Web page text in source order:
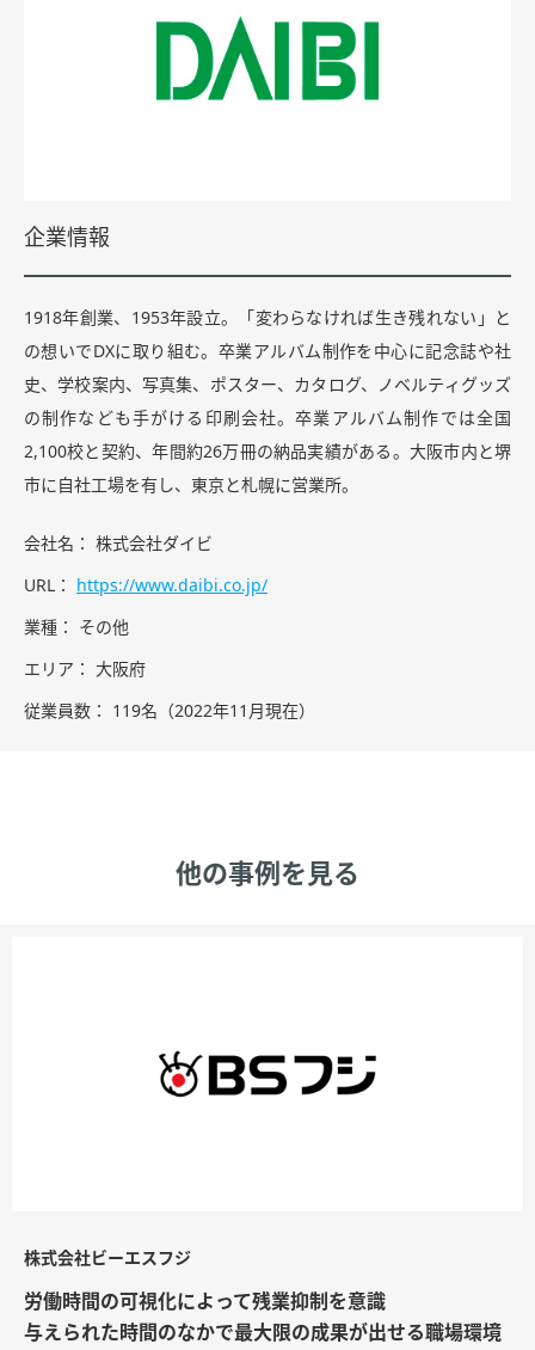
企業情報
1918年創業、1953年設立。「変わらなければ生き残れない」と
の想いでDXに取り組む。卒業アルバム制作を中心に記念誌や社
史、学校案内、写真集、ポスター、カタログ、ノベルティグッズ
の制作なども手がける印刷会社。卒業アルバム制作では全国
2,100校と契約、年間約26万冊の納品実績がある。大阪市内と堺
市に自社工場を有し、東京と札幌に営業所。
会社名 株式会社ダイビ
URL https://www.daibi.co.jp/
業種 その他
エリア 大阪府
従業員数 119名（2022年11月現在）
他の事例を見る
株式会社ビーエスフジ
労働時間の可視化によって残業抑制を意識
与えられた時間のなかで最大限の成果が出せる職場環境